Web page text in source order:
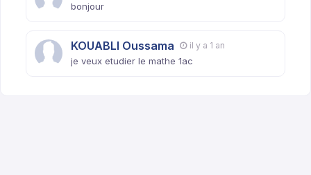
bonjour
KOUABLI Oussama il y a 1 an
je veux etudier le mathe 1ac